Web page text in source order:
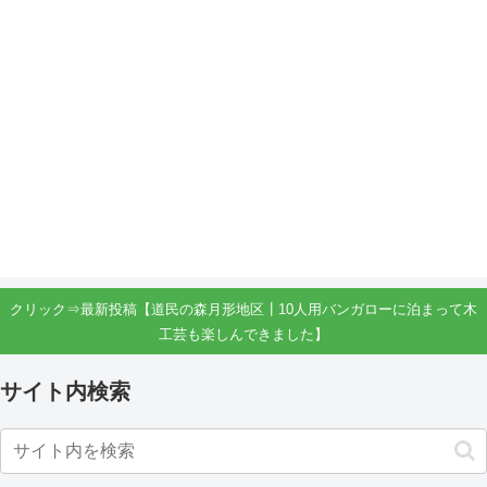
クリック⇒最新投稿【道民の森月形地区┃10人用バンガローに泊まって木
工芸も楽しんできました】
サイト内検索